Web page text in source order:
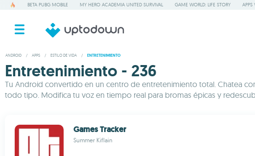
BETA PUBG MOBILE MY HERO ACADEMIA UNITED SURVIVAL GAME WORLD: LIFE STORY APPS
ANDROID / APPS / ESTILO DE VIDA / ENTRETENIMIENTO
Entretenimiento - 236
Tu Android convertido en un centro de entretenimiento total. Chatea
todo tipo. Modifica tu voz en tiempo real para bromas épicas y
Games Tracker
Summer Kiflain